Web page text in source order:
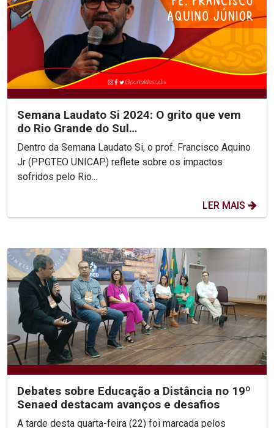
Semana Laudato Si 2024: O grito que vem
do Rio Grande do Sul…
Dentro da Semana Laudato Si, o prof. Francisco Aquino
Jr (PPGTEO UNICAP) reflete sobre os impactos
sofridos pelo Rio...
LER MAIS
Debates sobre Educação a Distância no 19º
Senaed destacam avanços e desafios
A tarde desta quarta-feira (22) foi marcada pelos